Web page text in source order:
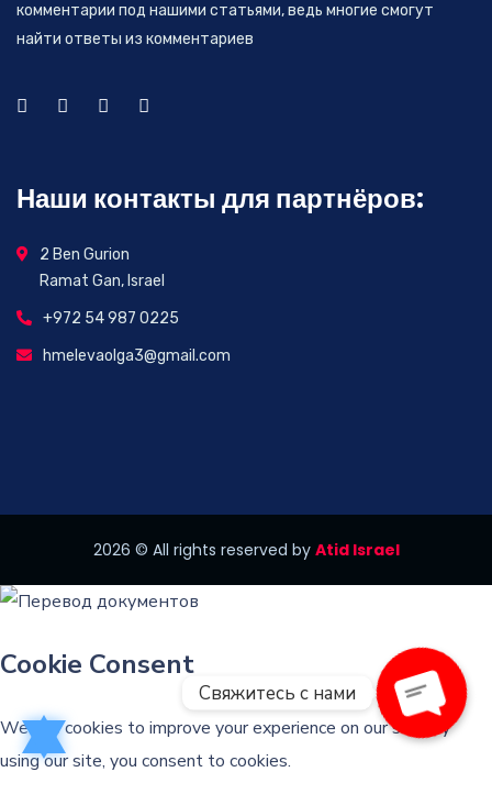
комментарии под нашими статьями, ведь многие смогут
найти ответы из комментариев
Наши контакты для партнёров:
2 Ben Gurion
Ramat Gan, Israel
+972 54 987 0225
hmelevaolga3@gmail.com
2026 © All rights reserved by Atid Israel
Свяжитесь с нами